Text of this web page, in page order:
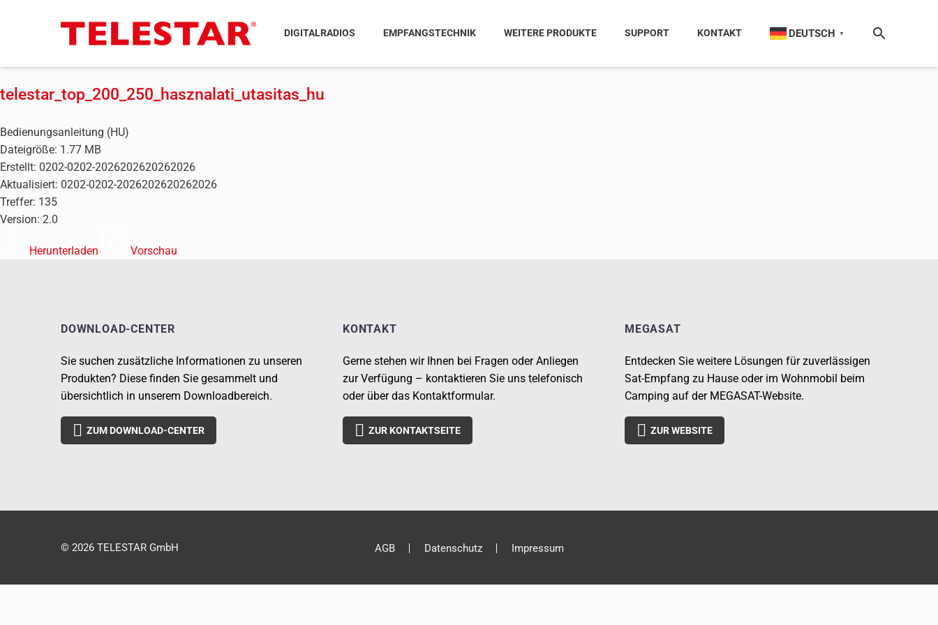
DIGITALRADIOS EMPFANGSTECHNIK WEITERE PRODUKTE SUPPORT KONTAKT DEUTSCH ▼
telestar_top_200_250_hasznalati_utasitas_hu
Bedienungsanleitung (HU)
Dateigröße: 1.77 MB
Erstellt: 0202-0202-2026202620262026
Aktualisiert: 0202-0202-2026202620262026
Treffer: 135
Version: 2.0
Herunterladen Vorschau
DOWNLOAD-CENTER
Sie suchen zusätzliche Informationen zu unseren
Produkten? Diese finden Sie gesammelt und
übersichtlich in unserem Downloadbereich.
 ZUM DOWNLOAD-CENTER
KONTAKT
Gerne stehen wir Ihnen bei Fragen oder Anliegen
zur Verfügung – kontaktieren Sie uns telefonisch
oder über das Kontaktformular.
 ZUR KONTAKTSEITE
MEGASAT
Entdecken Sie weitere Lösungen für zuverlässigen
Sat-Empfang zu Hause oder im Wohnmobil beim
Camping auf der MEGASAT-Website.
 ZUR WEBSITE
AGB Datenschutz Impressum
© 2026 TELESTAR GmbH